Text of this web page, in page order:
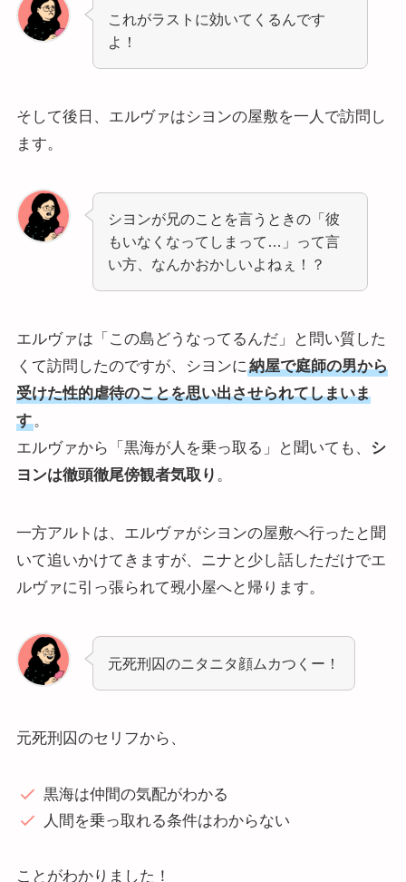
これがラストに効いてくるんです
よ！
そして後日、エルヴァはシヨンの屋敷を一人で訪問し
ます。
シヨンが兄のことを言うときの「彼
もいなくなってしまって…」って言
い方、なんかおかしいよねぇ！？
エルヴァは「この島どうなってるんだ」と問い質した
くて訪問したのですが、シヨンに納屋で庭師の男から
受けた性的虐待のことを思い出させられてしまいま
す。
エルヴァから「黒海が人を乗っ取る」と聞いても、 シ
ヨンは徹頭徹尾傍観者気取り 。
一方アルトは、エルヴァがシヨンの屋敷へ行ったと聞
いて追いかけてきますが、ニナと少し話しただけでエ
ルヴァに引っ張られて覡小屋へと帰ります。
元死刑囚のニタニタ顔ムカつくー！
元死刑囚のセリフから、
黒海は仲間の気配がわかる
人間を乗っ取れる条件はわからない
ことがわかりました！